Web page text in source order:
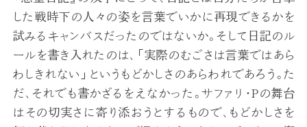
した戦時下の人々の姿を言葉でいかに再現できるかを
試みるキャンバスだったのではないか。そして日記のル
ールを書き入れたのは、「実際のむごさは言葉ではあら
わしきれない」というもどかしさのあらわれであろう。た
だ、それでも書かざるをえなかった。サファリ・Pの舞台
はその切実さに寄り添おうとするもので、もどかしさを